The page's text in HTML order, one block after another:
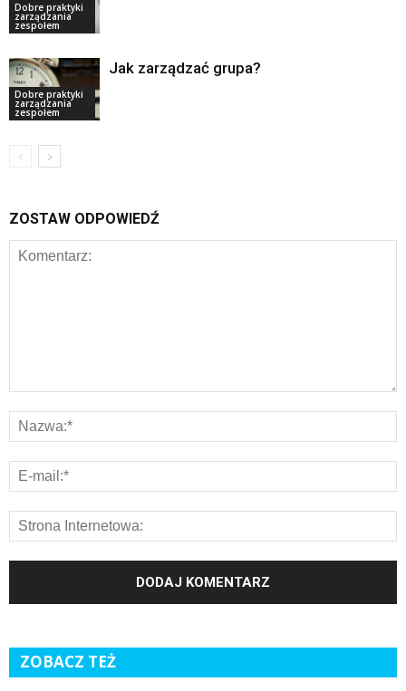
Dobre praktyki
zarządzania
zespołem
Dobre praktyki
zarządzania
zespołem
Jak zarządzać grupa?
ZOSTAW ODPOWIEDŹ
ZOBACZ TEŻ